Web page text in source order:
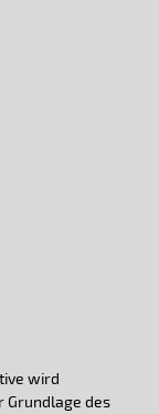
wird
des